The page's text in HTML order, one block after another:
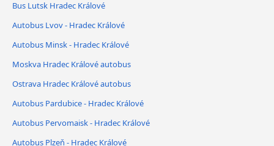
Bus Lutsk Hradec Králové
Autobus Lvov - Hradec Králové
Autobus Minsk - Hradec Králové
Moskva Hradec Králové autobus
Ostrava Hradec Králové autobus
Autobus Pardubice - Hradec Králové
Autobus Pervomaisk - Hradec Králové
Autobus Plzeň - Hradec Králové